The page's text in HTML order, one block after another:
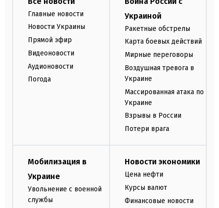
Главные новости
Новости Украины
Прямой эфир
Видеоновости
Аудионовости
Погода
Украиной
Ракетные обстрелы
Карта боевых действий
Мирные переговоры
Воздушная тревога в
Украине
Массированная атака по
Украине
Взрывы в России
Потери врага
Мобилизация в
Украине
Увольнение с военной
службы
Новости экономики
Цена нефти
Курсы валют
Финансовые новости